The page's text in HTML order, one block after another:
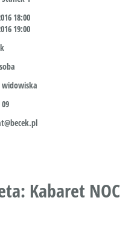
18:00
19:00
widowiska
Kabaret NOC